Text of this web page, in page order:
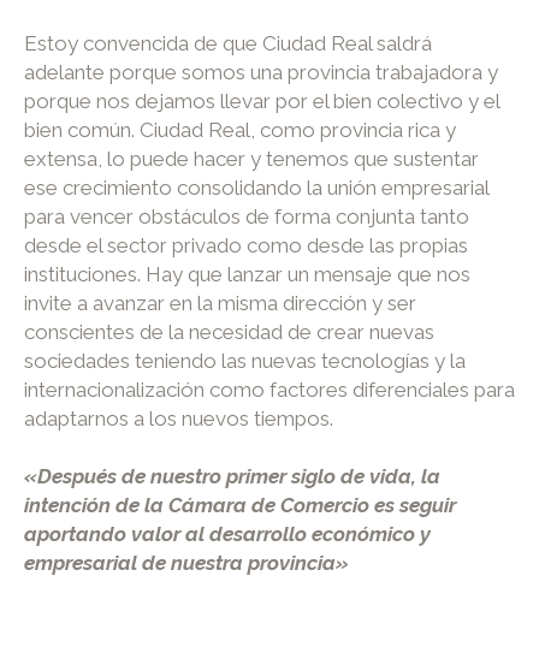
Estoy convencida de que Ciudad Real saldrá
adelante porque somos una provincia trabajadora y
porque nos dejamos llevar por el bien colectivo y el
bien común. Ciudad Real, como provincia rica y
extensa, lo puede hacer y tenemos que sustentar
ese crecimiento consolidando la unión empresarial
para vencer obstáculos de forma conjunta tanto
desde el sector privado como desde las propias
instituciones. Hay que lanzar un mensaje que nos
invite a avanzar en la misma dirección y ser
conscientes de la necesidad de crear nuevas
sociedades teniendo las nuevas tecnologías y la
internacionalización como factores diferenciales para
adaptarnos a los nuevos tiempos.
«Después de nuestro primer siglo de vida, la
intención de la Cámara de Comercio es seguir
aportando valor al desarrollo económico y
empresarial de nuestra provincia»